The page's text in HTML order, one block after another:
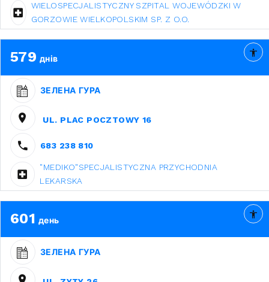
WIELOSPECJALISTYCZNY SZPITAL WOJEWÓDZKI W
GORZOWIE WIELKOPOLSKIM SP. Z O.O.
579 днів
ЗЕЛЕНА ГУРА
UL. PLAC POCZTOWY 16
683 238 810
"MEDIKO"SPECJALISTYCZNA PRZYCHODNIA
LEKARSKA
601 день
ЗЕЛЕНА ГУРА